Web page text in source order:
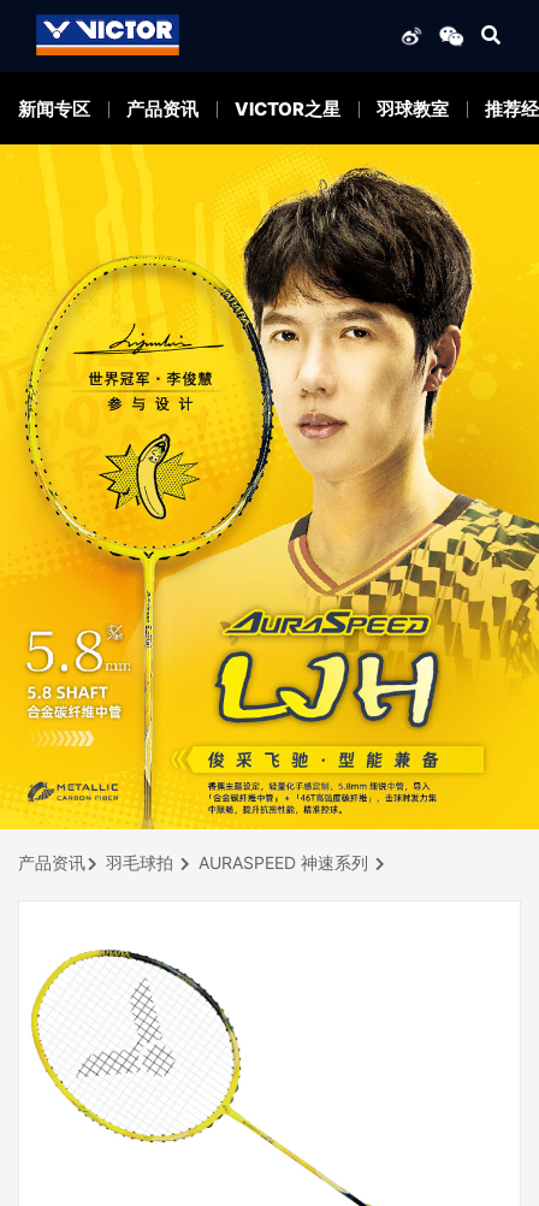
新闻专区 产品资讯 VICTOR之星 羽球教室 推荐
产品资讯 羽毛球拍 AURASPEED 神速系列